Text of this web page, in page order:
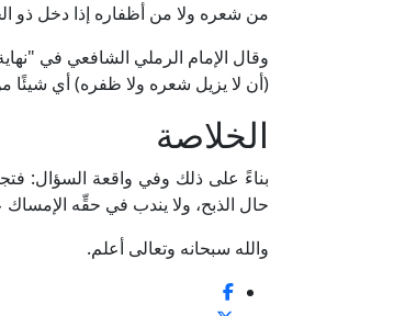
من شعره ولا من أظفاره إذا دخل ذو
(أن لا يزيل شعره ولا ظفره) أي
الخلاصة
بناءً على ذلك وفي واقعة السؤال:
حال الذبح، ولا يندب في حقِّه
والله سبحانه وتعالى أعلم.